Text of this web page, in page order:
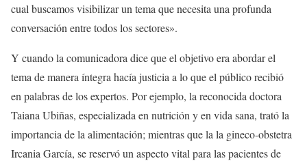
cual buscamos visibilizar un tema que necesita una profunda
conversación entre todos los sectores».
Y cuando la comunicadora dice que el objetivo era abordar el
tema de manera íntegra hacía justicia a lo que el público recibió
en palabras de los expertos. Por ejemplo, la reconocida doctora
Taiana Ubiñas, especializada en nutrición y en vida sana, trató la
importancia de la alimentación; mientras que la la gineco-obstetra
Ircania García, se reservó un aspecto vital para las pacientes de